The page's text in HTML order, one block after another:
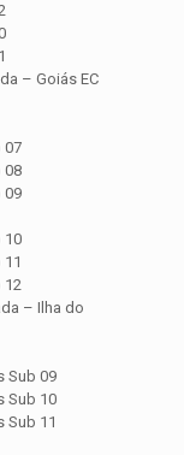
– Goiás EC
07
08
09
10
12
– Ilha do
Sub 09
Sub 10
Sub 11